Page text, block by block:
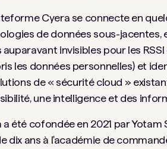
Cyera se connecte en
de données sous-jacentes,
auparavant invisibles pour les
les données personnelles) et
de « sécurité cloud »
une intelligence et des
a été cofondée en 2021 par Yotam
dix ans à l'académie de